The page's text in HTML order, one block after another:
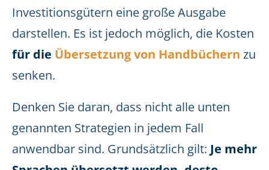
Investitionsgütern eine große Ausgabe
darstellen. Es ist jedoch möglich, die Kosten
für die Übersetzung von Handbüchern zu
senken.
Denken Sie daran, dass nicht alle unten
genannten Strategien in jedem Fall
anwendbar sind. Grundsätzlich gilt: Je mehr